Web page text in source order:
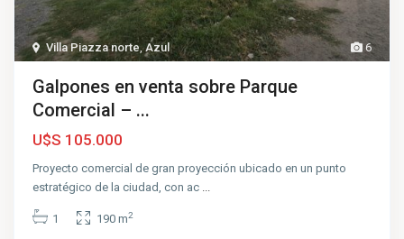
6
Villa Piazza norte,Azul
Galpones en venta sobre Parque
Comercial – ...
U$S 105.000
Proyecto comercial de gran proyección ubicado en un punto
estratégico de la ciudad, con ac
1 190 m2